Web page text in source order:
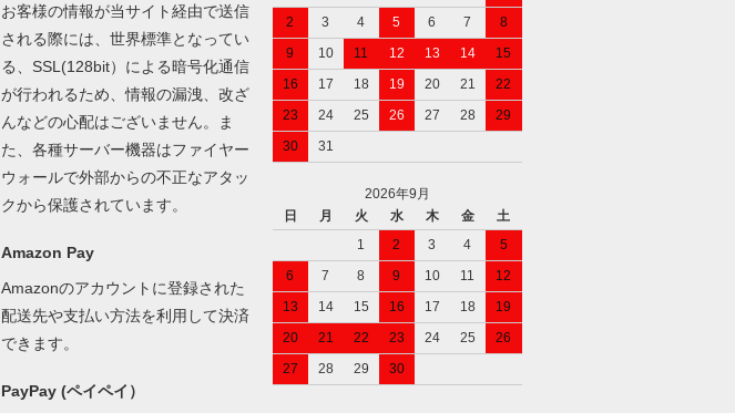
お客様の情報が当サイト経由で送信
される際には、世界標準となってい
る、SSL(128bit）による暗号化通信
が行われるため、情報の漏洩、改ざ
んなどの心配はございません。ま
た、各種サーバー機器はファイヤー
ウォールで外部からの不正なアタッ
クから保護されています。
Amazon Pay
Amazonのアカウントに登録された
配送先や支払い方法を利用して決済
できます。
PayPay (ペイペイ）
2
3 4 5 6 7
8
9
10 11 12 13 14
15
16
17 18 19 20 21
22
23
24 25 26 27 28
29
30
31
2026年9月
日
月 火 水 木 金
土
1
2 3 4
5
6
7 8 9 10 11
12
13
14 15 16 17 18
19
20
21 22 23 24 25
26
27
28 29 30